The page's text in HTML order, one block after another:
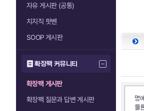
자유 게시판 (공통)
치지직 팟벤
SOOP 게시판
확장팩 커뮤니티
확장팩 게시판
확장팩 질문과 답변 게시판